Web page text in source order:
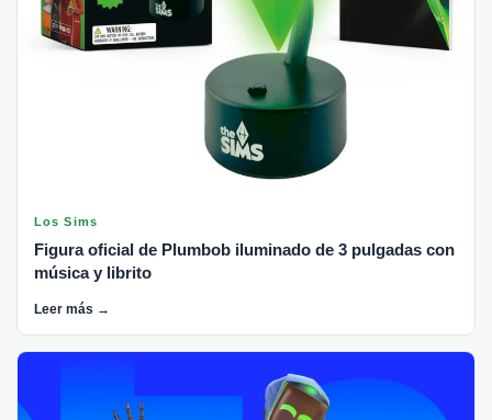
Los Sims
Figura oficial de Plumbob iluminado de 3 pulgadas con
música y librito
Leer más →